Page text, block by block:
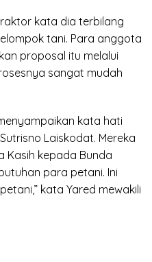
kata dia terbilang
tani. Para anggota
proposal itu melalui
sangat mudah
kata hati
Laiskodat. Mereka
Kasih kepada Bunda
para petani. Ini
kata Yared mewakili